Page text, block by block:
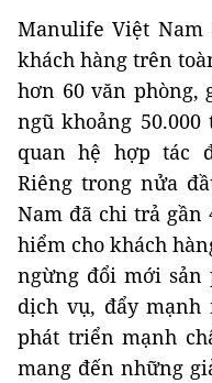
Manulife Việt Nam
khách hàng trên
hơn 60 văn phòng,
ngũ khoảng
quan hệ hợp tác
Riêng trong nửa
Nam đã chi trả gần
hiểm cho khách
ngừng đổi mới sản
dịch vụ, đẩy mạnh
phát triển mạnh
mang đến những